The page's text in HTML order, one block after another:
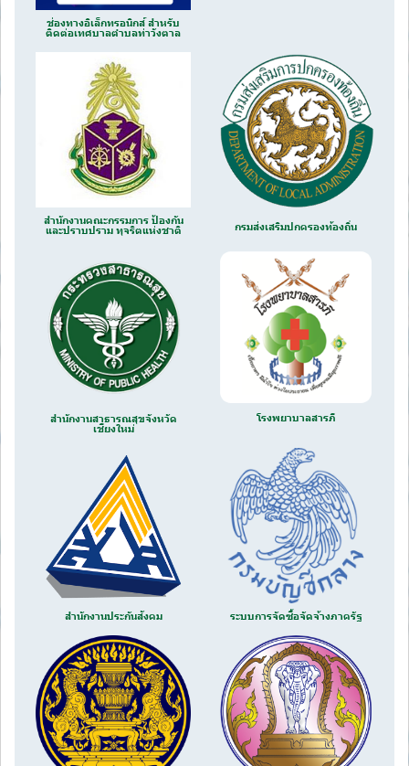
ช่องทางอิเล็กทรอนิกส์ สำหรับ
ติดต่อเทศบาลตำบลท่าวังตาล
สำนักงานคณะกรรมการ ป้องกัน
และปราบปราม ทุจริตแห่งชาติ
กรมส่งเสริมปกครองท้องถิ่น
สำนักงานสาธารณสุขจังหวัด
เชียงใหม่
โรงพยาบาลสารภี
สำนักงานประกันสังคม ระบบการจัดซื้อจัดจ้างภาครัฐ